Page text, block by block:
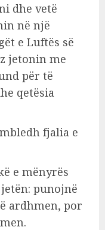
dhe vetë
në një
e Luftës së
jetonin me
për të
qetësia
fjalia e
e mënyrës
punojnë
ardhmen, por